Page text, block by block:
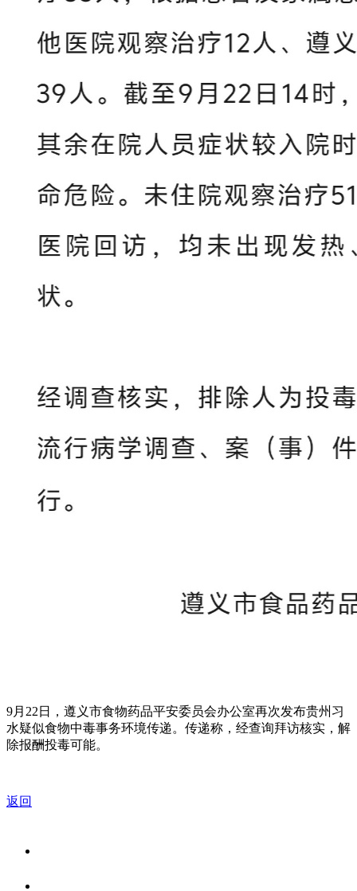
9月22日，遵义市食物药品平安委员会办公室再次发布贵州习
水疑似食物中毒事务环境传递。传递称，经查询拜访核实，解
除报酬投毒可能。
返回